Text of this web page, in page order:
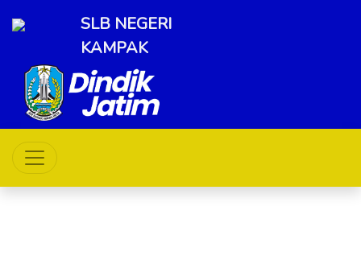
SLB NEGERI
KAMPAK